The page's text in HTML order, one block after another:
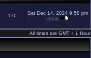
170
Sat Dec 14, 2024 9:58 pm
elthib
All times are GMT + 1 Hour